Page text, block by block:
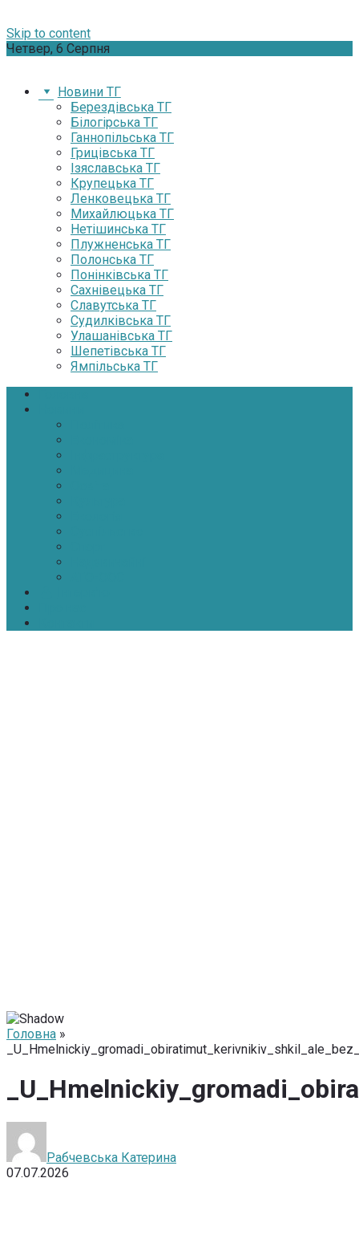
Skip to content
Четвер, 6 Серпня
Новини ТГ
Берездівська ТГ
Білогірська ТГ
Ганнопільська ТГ
Грицівська ТГ
Ізяславська ТГ
Крупецька ТГ
Ленковецька ТГ
Михайлюцька ТГ
Нетішинська ТГ
Плужненська ТГ
Полонська ТГ
Понінківська ТГ
Сахнівецька ТГ
Славутська ТГ
Судилківська ТГ
Улашанівська ТГ
Шепетівська ТГ
Ямпільська ТГ
Головна »
Рабчевська Катерина
07.07.2026